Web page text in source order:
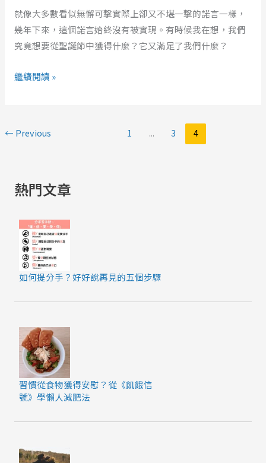
就像大多數看似無懈可擊實際上卻又不堪一擊的諾言一樣，
幾年下來，這個諾言始終沒有被實現。有時候我在想，我們
究竟想要從聖誕節中獲得什麼？它又滿足了我們什麼？
能
繼續閱讀 »
← Previous 1 ... 3 4
熱門文章
如何提分手？好好說再見的五個步驟
習慣從食物獲得安慰？從《飢餓信
號》學懶人減肥法